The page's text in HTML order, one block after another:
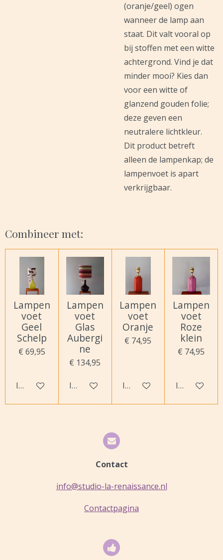
(oranje/geel) ogen
wanneer de lamp aan
staat. Dit valt vooral op
bij stoffen met een witte
achtergrond. Vind je dat
minder mooi? Kies dan
voor een witte of
glanzend gouden folie;
deze geven een
neutralere lichtkleur.
Dit product betreft
alleen de lampenkap; de
lampenvoet is apart
verkrijgbaar.
Combineer met:
Lampen
voet
Geel
Schelp
€ 69,95
In winkelwagen
Lampen
voet
Glas
Aubergi
ne
€ 134,95
In winkelwagen
Lampen
voet
Oranje
€ 74,95
In winkelwagen
Lampen
voet
Roze
klein
€ 74,95
In
Contact
info@studio-la-renaissance.nl
Contactpagina